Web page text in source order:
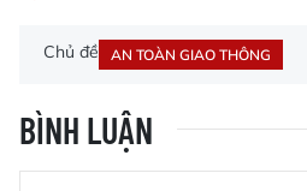
Chủ đề AN TOÀN GIAO THÔNG
BÌNH LUẬN